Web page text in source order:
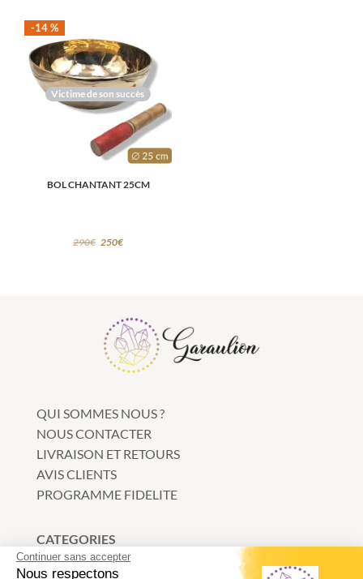
Victime de son succès
-14 %
BOL CHANTANT 25CM
290€ 250€
QUI SOMMES NOUS ?
NOUS CONTACTER
LIVRAISON ET RETOURS
AVIS CLIENTS
PROGRAMME FIDELITE
CATEGORIES
Bracelets
Continuer sans accepter
Nous respectons